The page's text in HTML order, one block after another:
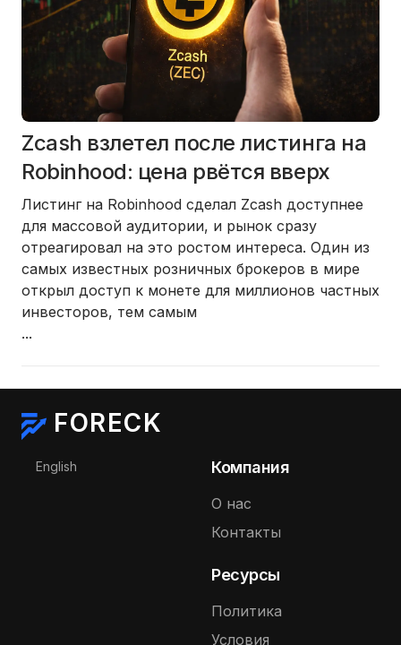
Zcash взлетел после листинга на
Robinhood: цена рвётся вверх
Листинг на Robinhood сделал Zcash доступнее
для массовой аудитории, и рынок сразу
отреагировал на это ростом интереса. Один из
самых известных розничных брокеров в мире
открыл доступ к монете для миллионов частных
инвесторов, тем самым
...
FORECK
Выберите язык
English Компания
О нас
Контакты
Ресурсы
Политика
Условия